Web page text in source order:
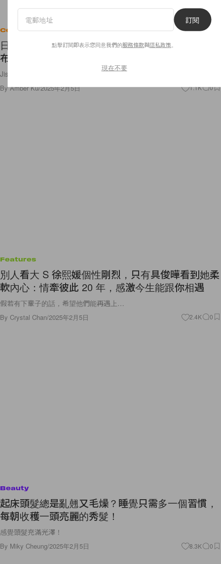
Celebrities
日期、地點公開！帶著新專輯回歸，Jisoo 驚喜公
布即將造訪台灣、香港演唱消息！
Jisoo 還推出了個人 App！
ByAmber Ku/2025年2月5日 1.1K 0
Features
別人看大 S 徐熙媛個性剛烈，只有具俊曄看到她柔
軟內心：情牽彼此 20 年，感激今生能跟你相遇
假若有下輩子的話，希望他們能再遇上…
By Crystal Chan/2025年2月5日 2.4K 0
Beauty
起床頭髮總是亂翹又毛燥？睡覺只需多一個習慣，
每朝收穫一頭亮麗的秀髮！
感覺頭髮充滿光澤！
By Miky Cheung/2025年2月5日 8.3K 0
訂閱
點擊訂閱即表示您同意我們的服務條款與隱私政策
現在不要